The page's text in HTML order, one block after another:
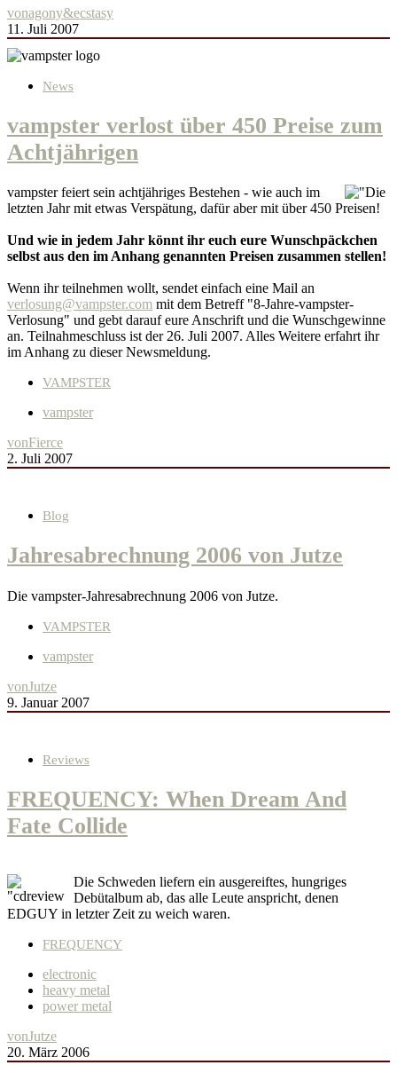
vonagony&ecstasy
11. Juli 2007
News
vampster verlost über 450 Preise zum
Achtjährigen
vampster feiert sein achtjähriges Bestehen - wie auch im
letzten Jahr mit etwas Verspätung, dafür aber mit über 450 Preisen!
Und wie in jedem Jahr könnt ihr euch eure Wunschpäckchen
selbst aus den im Anhang genannten Preisen zusammen stellen!
Wenn ihr teilnehmen wollt, sendet einfach eine Mail an
verlosung@vampster.com mit dem Betreff "8-Jahre-vampster-
Verlosung" und gebt darauf eure Anschrift und die Wunschgewinne
an. Teilnahmeschluss ist der 26. Juli 2007. Alles Weitere erfahrt ihr
im Anhang zu dieser Newsmeldung.
VAMPSTER
vampster
vonFierce
2. Juli 2007
Blog
Jahresabrechnung 2006 von Jutze
Die vampster-Jahresabrechnung 2006 von Jutze.
VAMPSTER
vampster
vonJutze
9. Januar 2007
Reviews
FREQUENCY: When Dream And
Fate Collide
Die Schweden liefern ein ausgereiftes, hungriges
Debütalbum ab, das alle Leute anspricht, denen
EDGUY in letzter Zeit zu weich waren.
FREQUENCY
electronic
heavy metal
power metal
vonJutze
20. März 2006